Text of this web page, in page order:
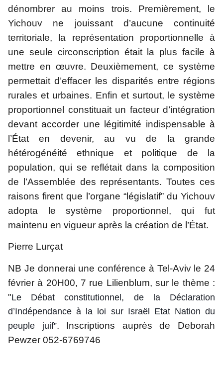
dénombrer au moins trois. Premièrement, le
Yichouv ne jouissant d’aucune continuité
territoriale, la représentation proportionnelle à
une seule circonscription était la plus facile à
mettre en œuvre. Deuxièmement, ce système
permettait d’effacer les disparités entre régions
rurales et urbaines. Enfin et surtout, le système
proportionnel constituait un facteur d’intégration
devant accorder une légitimité indispensable à
l’État en devenir, au vu de la grande
hétérogénéité ethnique et politique de la
population, qui se reflétait dans la composition
de l’Assemblée des représentants. Toutes ces
raisons firent que l’organe “législatif” du Yichouv
adopta le système proportionnel, qui fut
maintenu en vigueur après la création de l’État.
Pierre Lurçat
NB Je donnerai une conférence à Tel-Aviv le 24
février à 20H00, 7 rue Lilienblum, sur le thème :
"Le Débat constitutionnel, de la Déclaration
d’Indépendance à la loi sur Israël Etat Nation du
peuple juif”. Inscriptions auprès de Deborah
Pewzer 052-6769746